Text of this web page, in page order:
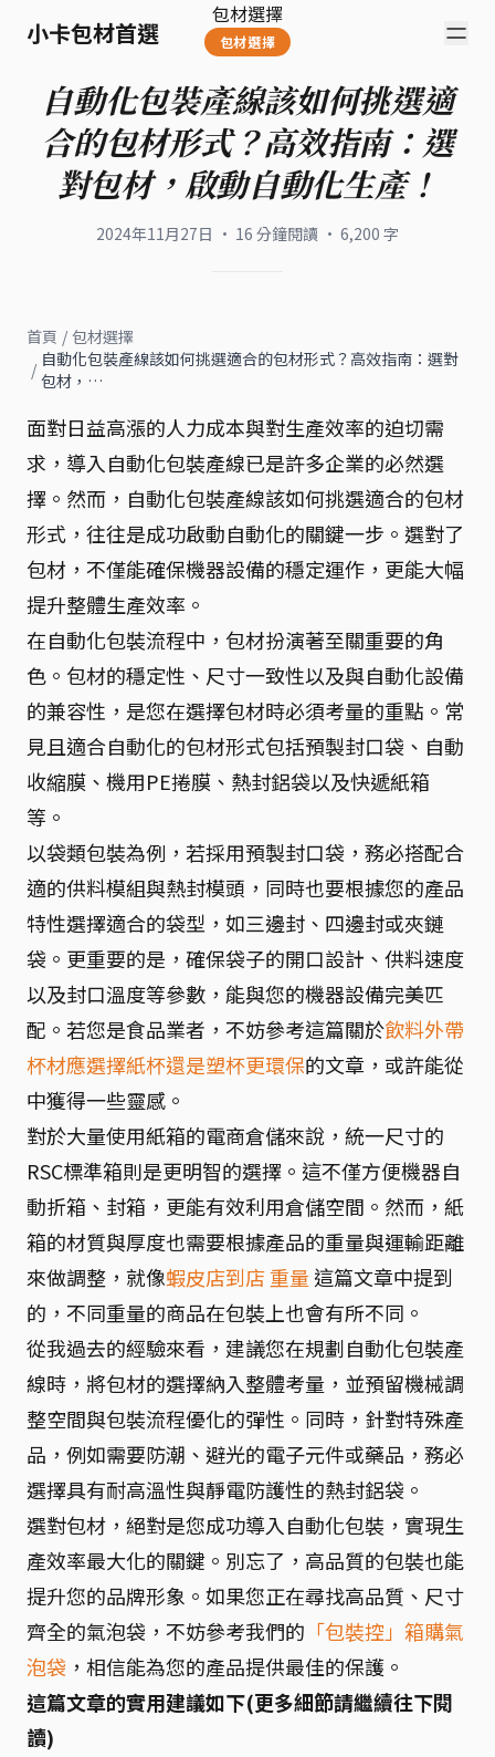
小卡包材首選
包材選擇
包材選擇
自動化包裝產線該如何挑選適
合的包材形式？高效指南：選
對包材，啟動自動化生產！
2024年11月27日 · 16 分鐘閱讀 · 6,200 字
首頁 / 包材選擇
/ 自動化包裝產線該如何挑選適合的包材形式？高效指南：選對
包材，…
面對日益高漲的人力成本與對生產效率的迫切需
求，導入自動化包裝產線已是許多企業的必然選
擇。然而，自動化包裝產線該如何挑選適合的包材
形式，往往是成功啟動自動化的關鍵一步。選對了
包材，不僅能確保機器設備的穩定運作，更能大幅
提升整體生產效率。
在自動化包裝流程中，包材扮演著至關重要的角
色。包材的穩定性、尺寸一致性以及與自動化設備
的兼容性，是您在選擇包材時必須考量的重點。常
見且適合自動化的包材形式包括預製封口袋、自動
收縮膜、機用PE捲膜、熱封鋁袋以及快遞紙箱
等。
以袋類包裝為例，若採用預製封口袋，務必搭配合
適的供料模組與熱封模頭，同時也要根據您的產品
特性選擇適合的袋型，如三邊封、四邊封或夾鏈
袋。更重要的是，確保袋子的開口設計、供料速度
以及封口溫度等參數，能與您的機器設備完美匹
配。若您是食品業者，不妨參考這篇關於飲料外帶
杯材應選擇紙杯還是塑杯更環保的文章，或許能從
中獲得一些靈感。
對於大量使用紙箱的電商倉儲來說，統一尺寸的
RSC標準箱則是更明智的選擇。這不僅方便機器自
動折箱、封箱，更能有效利用倉儲空間。然而，紙
箱的材質與厚度也需要根據產品的重量與運輸距離
來做調整，就像蝦皮店到店 重量 這篇文章中提到
的，不同重量的商品在包裝上也會有所不同。
從我過去的經驗來看，建議您在規劃自動化包裝產
線時，將包材的選擇納入整體考量，並預留機械調
整空間與包裝流程優化的彈性。同時，針對特殊產
品，例如需要防潮、避光的電子元件或藥品，務必
選擇具有耐高溫性與靜電防護性的熱封鋁袋。
選對包材，絕對是您成功導入自動化包裝，實現生
產效率最大化的關鍵。別忘了，高品質的包裝也能
提升您的品牌形象。如果您正在尋找高品質、尺寸
齊全的氣泡袋，不妨參考我們的 「包裝控」箱購氣
泡袋 ，相信能為您的產品提供最佳的保護。
這篇文章的實用建議如下(更多細節請繼續往下閱
讀)